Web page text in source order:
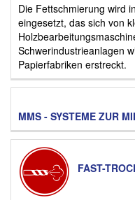
Die Fettschmierung wird
eingesetzt, das sich von
Schwerindustrieanlagen
Papierfabriken erstreckt.
MMS - SYSTEME ZUR
FAST-